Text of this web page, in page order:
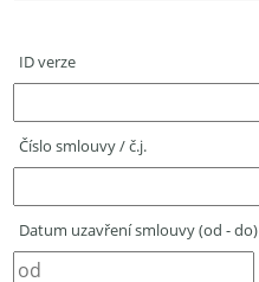
ID verze
Číslo smlouvy / č.j.
Datum uzavření smlouvy (od - do)